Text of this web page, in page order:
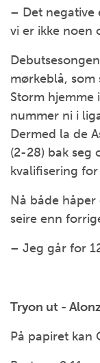
– Det negative
vi er ikke noen
mørkeblå, som
Storm hjemme
nummer ni i
Dermed la de
(2-28) bak seg
kvalifisering
Nå både
seire enn
– Jeg går for
Tryon ut -
På papiret kan